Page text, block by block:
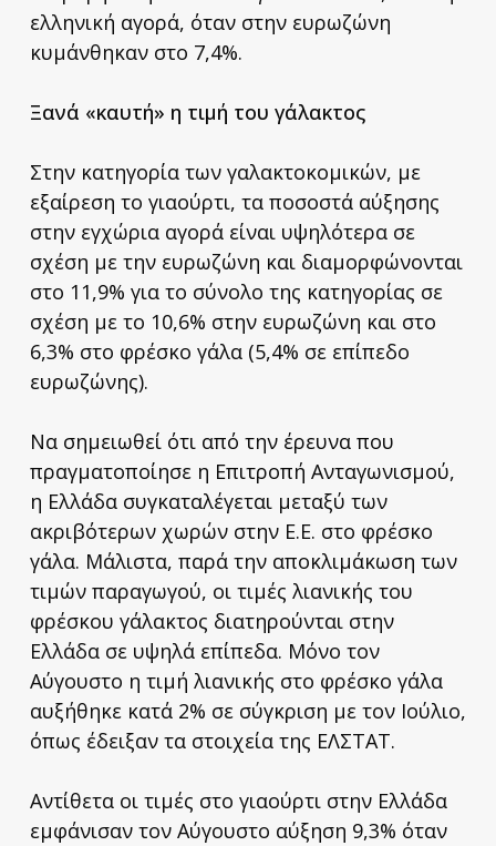
ελληνική αγορά, όταν στην ευρωζώνη
κυμάνθηκαν στο 7,4%.
Ξανά «καυτή» η τιμή του γάλακτος
Στην κατηγορία των γαλακτοκομικών, με
εξαίρεση το γιαούρτι, τα ποσοστά αύξησης
στην εγχώρια αγορά είναι υψηλότερα σε
σχέση με την ευρωζώνη και διαμορφώνονται
στο 11,9% για το σύνολο της κατηγορίας σε
σχέση με το 10,6% στην ευρωζώνη και στο
6,3% στο φρέσκο γάλα (5,4% σε επίπεδο
ευρωζώνης).
Να σημειωθεί ότι από την έρευνα που
πραγματοποίησε η Επιτροπή Ανταγωνισμού,
η Ελλάδα συγκαταλέγεται μεταξύ των
ακριβότερων χωρών στην Ε.Ε. στο φρέσκο
γάλα. Μάλιστα, παρά την αποκλιμάκωση των
τιμών παραγωγού, οι τιμές λιανικής του
φρέσκου γάλακτος διατηρούνται στην
Ελλάδα σε υψηλά επίπεδα. Μόνο τον
Αύγουστο η τιμή λιανικής στο φρέσκο γάλα
αυξήθηκε κατά 2% σε σύγκριση με τον Ιούλιο,
όπως έδειξαν τα στοιχεία της ΕΛΣΤΑΤ.
Αντίθετα οι τιμές στο γιαούρτι στην Ελλάδα
εμφάνισαν τον Αύγουστο αύξηση 9,3% όταν